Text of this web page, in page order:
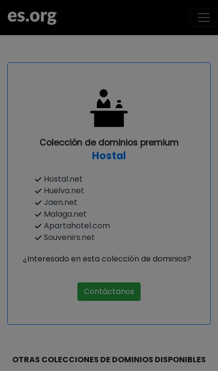
Colección de dominios premium
Hostal
Hostal.net
Huelva.net
Jaen.net
Malaga.net
Apartahotel.com
Souvenirs.net
¿Interesado en esta colección de dominios?
Contáctanos
OTRAS COLECCIONES DE DOMINIOS DISPONIBLES